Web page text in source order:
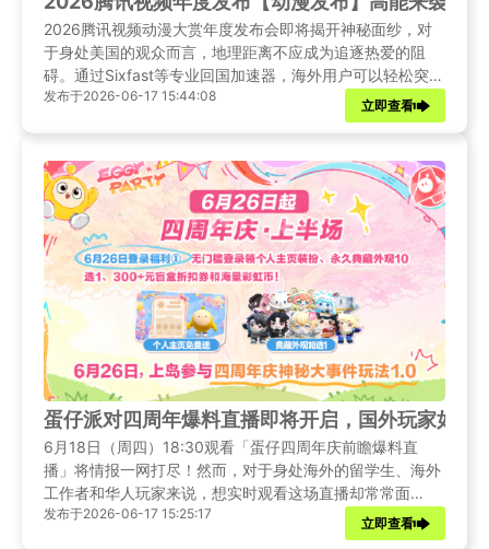
2026腾讯视频动漫大赏年度发布会即将揭开神秘面纱，对
于身处美国的观众而言，地理距离不应成为追逐热爱的阻
碍。通过Sixfast等专业回国加速器，海外用户可以轻松突破
网络限制，与国内观众同步享受高清直播，第一时间获取最
发布于2026-06-17 15:44:08
立即查看
蛋仔派对四周年爆料直播即将开启，国外玩家如何
6月18日（周四）18:30观看「蛋仔四周年庆前瞻爆料直
播」将情报一网打尽！然而，对于身处海外的留学生、海外
工作者和华人玩家来说，想实时观看这场直播却常常面
临"无法加载""地区限制"等提示。本文将为你带来四周年最
新资讯，并提供实用方案，助你无论身在何处都能丝滑畅看
发布于2026-06-17 15:25:17
立即查看